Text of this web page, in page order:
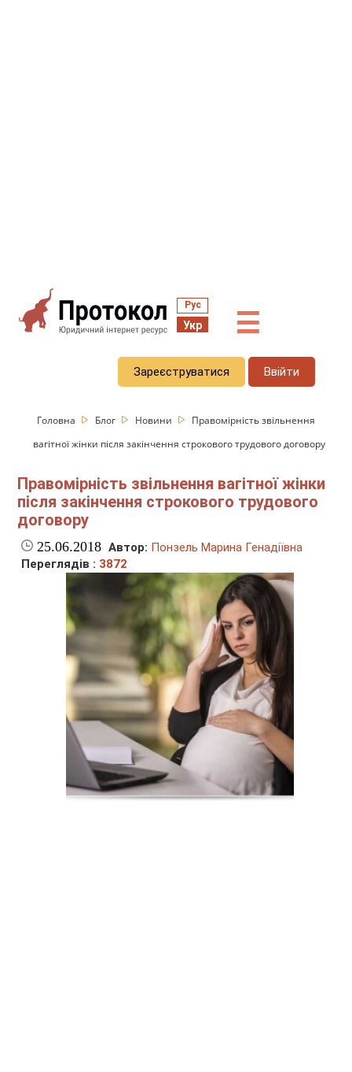
Рус
Укр ☰
Зареєструватися Ввійти
Головна Блог Новини
Правомірність звільнення
вагітної жінки після закінчення строкового трудового договору
Правомірність звільнення вагітної жінки
після закінчення строкового трудового
договору
25.06.2018 Автор: Понзель Марина Генадіївна
Переглядів : 3872